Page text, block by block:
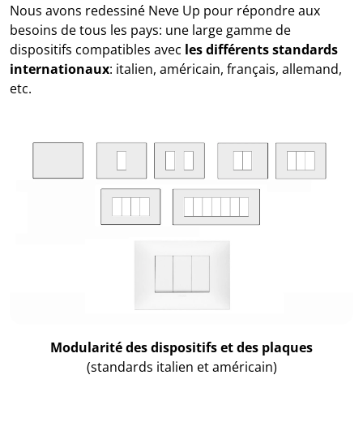
Nous avons redessiné Neve Up pour répondre aux
besoins de tous les pays: une large gamme de
dispositifs compatibles avec les différents standards
internationaux: italien, américain, français, allemand,
etc.
Modularité des dispositifs et des plaques
(standards italien et américain)